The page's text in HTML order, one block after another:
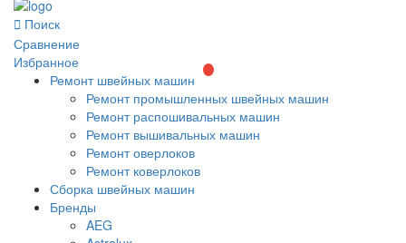
Поиск
Сравнение
Избранное
Ремонт швейных машин
Ремонт промышленных швейных машин
Ремонт распошивальных машин
Ремонт вышивальных машин
Ремонт оверлоков
Ремонт коверлоков
Сборка швейных машин
Бренды
AEG